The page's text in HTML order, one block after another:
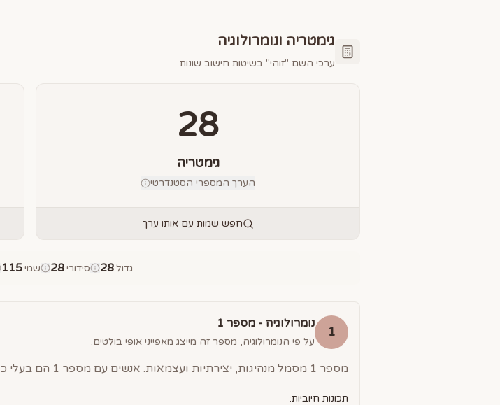
גימטריה ונומרולוגיה
ערכי השם "זוהי" בשיטות חישוב שונות
28
גימטריה
הערך המספרי הסטנדרטי
חפש שמות עם אותו ערך
גדול:
28 סידורי:
28 שמי:
115
1
נומרולוגיה - מספר 1
על פי הנומרולוגיה, מספר זה מייצג מאפייני אופי בולטים.
מספר 1 מסמל מנהיגות, יצירתיות ועצמאות. אנשים עם מספר 1 הם בעלי כוח רצון חזק, שאפתנים ומקוריים.
תכונות חיוביות: